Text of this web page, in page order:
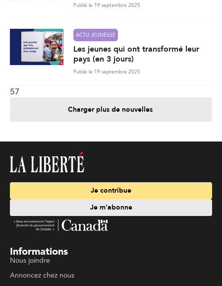
Publié le 19 septembre 2025
ACTU JEUNESSE
Les jeunes qui ont transformé leur
pays (en 3 jours)
Publié le 19 septembre 2025
57
Charger plus de nouvelles
Je contribue
Je m'abonne
Informations
Nous joindre
Annoncez chez nous